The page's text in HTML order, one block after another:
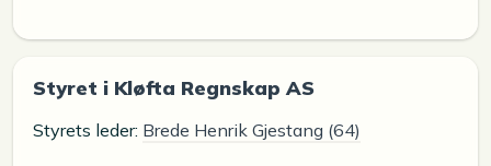
Styret i Kløfta Regnskap AS
Styrets leder: Brede Henrik Gjestang (64)